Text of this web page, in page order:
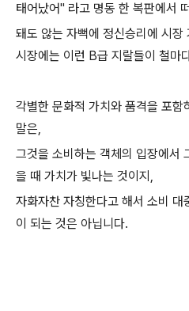
태어났어" 라고 명동 한 복판에서
돼도 않는 자뻑에 정신승리에 시
시장에는 이런 B급 지랄들이 철마
각별한 문화적 가치와 품격을 포
말은,
그것을 소비하는 객체의 입장에서
을 때 가치가 빛나는 것이지,
자화자찬 자칭한다고 해서 소비 대
이 되는 것은 아닙니다.